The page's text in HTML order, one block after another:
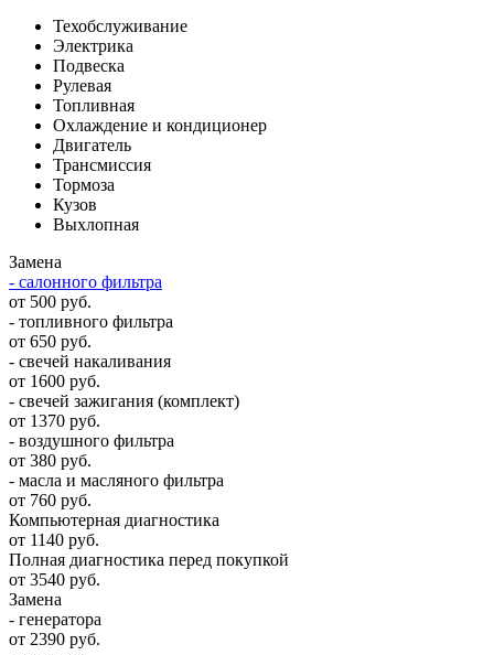
Техобслуживание
Электрика
Подвеска
Рулевая
Топливная
Охлаждение и кондиционер
Двигатель
Трансмиссия
Тормоза
Кузов
Выхлопная
Замена
- салонного фильтра
от 500 руб.
- топливного фильтра
от 650 руб.
- свечей накаливания
от 1600 руб.
- свечей зажигания (комплект)
от 1370 руб.
- воздушного фильтра
от 380 руб.
- масла и масляного фильтра
от 760 руб.
Компьютерная диагностика
от 1140 руб.
Полная диагностика перед покупкой
от 3540 руб.
Замена
- генератора
от 2390 руб.